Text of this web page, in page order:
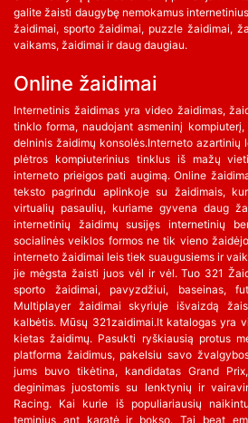
galite žaisti daugybę nemokamus
žaidimai, sporto žaidimai, puzzle žaidimai,
vaikams, žaidimai ir daug daugiau.
Online žaidimai
Internetinis žaidimas yra video žaidimas,
tinklo forma, naudojant asmeninį
delninis žaidimų konsolės.Interneto azartinių
plėtros kompiuterinius tinklus iš mažų
interneto prieigos pati augimą. Online
teksto pagrindu aplinkoje su žaidimais,
virtualių pasaulių, kuriame gyvena daug
internetinių žaidimų susijęs internetinių
socialinės veiklos formos ne tik vieno
interneto žaidimai leis tiek suaugusiems ir
jie mėgsta žaisti juos vėl ir vėl. Tuo 321
sporto žaidimai, pavyzdžiui, baseinas,
Multiplayer žaidimai skyriuje išvaizdą
kalbėtis. Mūsų 321zaidimai.lt katalogas yra
kietas žaidimų. Pasukti ryškiausią protus
platforma žaidimus, pakelsiu savo
jums buvo tikėtina, kandidatas Grand
deginimas juostomis su lenktynių ir
Racing. Kai kurie iš populiariausių
teminius ant karatė ir bokso. Tai beat